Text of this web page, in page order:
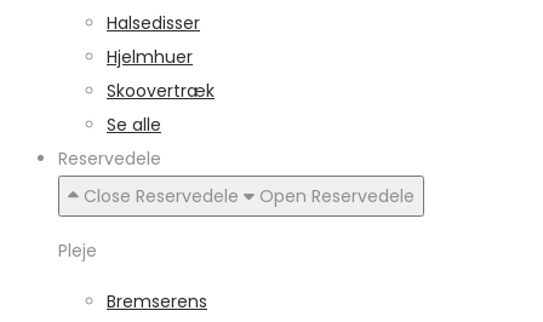
Halsedisser
Hjelmhuer
Skoovertræk
Se alle
Reservedele
Close Reservedele
Open Reservedele
Pleje
Bremserens